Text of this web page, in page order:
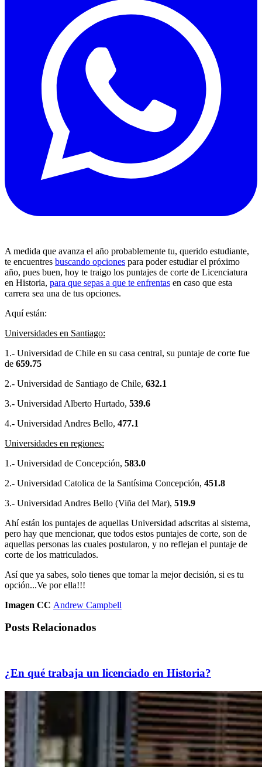
A medida que avanza el año probablemente tu, querido estudiante,
te encuentres buscando opciones para poder estudiar el próximo
año, pues buen, hoy te traigo los puntajes de corte de Licenciatura
en Historia, para que sepas a que te enfrentas en caso que esta
carrera sea una de tus opciones.
Aquí están:
Universidades en Santiago:
1.- Universidad de Chile en su casa central, su puntaje de corte fue
de 659.75
2.- Universidad de Santiago de Chile, 632.1
3.- Universidad Alberto Hurtado, 539.6
4.- Universidad Andres Bello, 477.1
Universidades en regiones:
1.- Universidad de Concepción, 583.0
2.- Universidad Catolica de la Santísima Concepción, 451.8
3.- Universidad Andres Bello (Viña del Mar), 519.9
Ahí están los puntajes de aquellas Universidad adscritas al sistema,
pero hay que mencionar, que todos estos puntajes de corte, son de
aquellas personas las cuales postularon, y no reflejan el puntaje de
corte de los matriculados.
Así que ya sabes, solo tienes que tomar la mejor decisión, si es tu
opción...Ve por ella!!!
Imagen CC Andrew Campbell
Posts Relacionados
¿En qué trabaja un licenciado en Historia?